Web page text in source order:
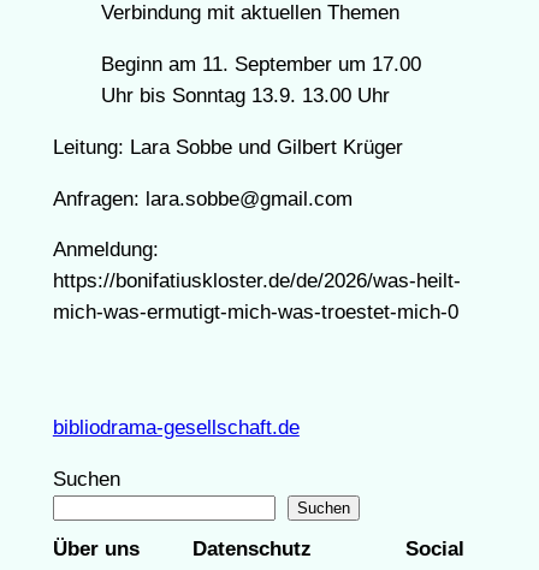
Verbindung mit aktuellen Themen
Beginn am 11. September um 17.00
Uhr bis Sonntag 13.9. 13.00 Uhr
Leitung: Lara Sobbe und Gilbert Krüger
Anfragen: lara.sobbe@gmail.com
Anmeldung:
https://bonifatiuskloster.de/de/2026/was-heilt-
mich-was-ermutigt-mich-was-troestet-mich-0
bibliodrama-gesellschaft.de
Suchen
Suchen
Über uns Datenschutz Social